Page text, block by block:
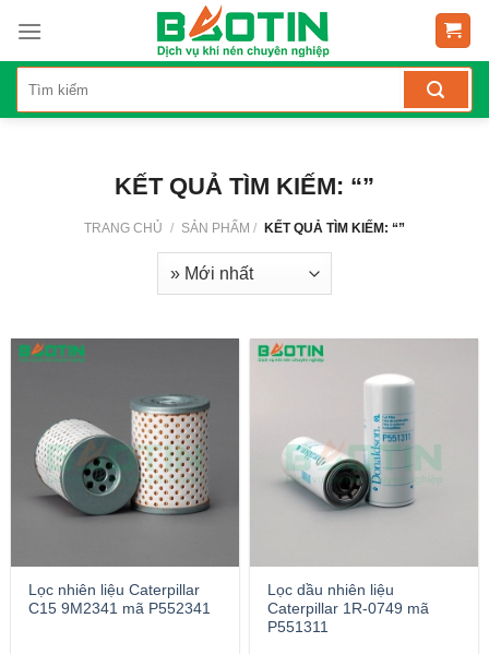
content
KẾT QUẢ TÌM KIẾM: “”
TRANG CHỦ / SẢN PHẨM / KẾT QUẢ TÌM KIẾM: “”
Lọc nhiên liệu Caterpillar
C15 9M2341 mã P552341
Lọc dầu nhiên liệu
Caterpillar 1R-0749 mã
P551311